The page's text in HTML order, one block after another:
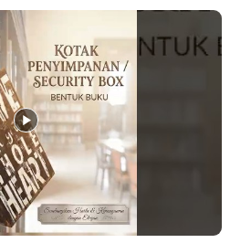
digunakan untuk menyimpan uang
kecil, kartu, maupun
cover buku sehingga tampilannya
di rak buku. Variasi desain
dengan dekorasi ruangan tanpa
menyatu dengan lingkungan sekitar,
dari brankas buku ini.
produk mudah ditempatkan di rak
laci besar. Ukurannya cukup untuk
berukuran kecil tanpa